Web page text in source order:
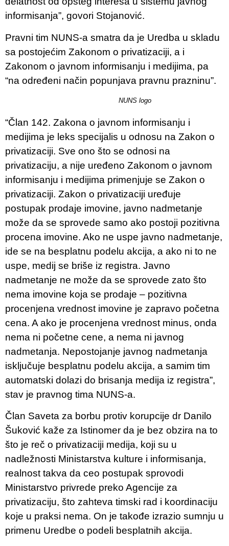
informisanja”, govori Stojanović.
Pravni tim NUNS-a smatra da je Uredba u skladu
sa postojećim Zakonom o privatizaciji, a i
Zakonom o javnom informisanju i medijima, pa
“na određeni način popunjava pravnu prazninu”.
NUNS logo
“Član 142. Zakona o javnom informisanju i
medijima je leks specijalis u odnosu na Zakon o
privatizaciji. Sve ono što se odnosi na
privatizaciju, a nije uređeno Zakonom o javnom
informisanju i medijima primenjuje se Zakon o
privatizaciji. Zakon o privatizaciji uređuje
postupak prodaje imovine, javno nadmetanje
može da se sprovede samo ako postoji pozitivna
procena imovine. Ako ne uspe javno nadmetanje,
ide se na besplatnu podelu akcija, a ako ni to ne
uspe, medij se briše iz registra. Javno
nadmetanje ne može da se sprovede zato što
nema imovine koja se prodaje – pozitivna
procenjena vrednost imovine je zapravo početna
cena. A ako je procenjena vrednost minus, onda
nema ni početne cene, a nema ni javnog
nadmetanja. Nepostojanje javnog nadmetanja
isključuje besplatnu podelu akcija, a samim tim
automatski dolazi do brisanja medija iz registra”,
stav je pravnog tima NUNS-a.
Član Saveta za borbu protiv korupcije dr Danilo
Šuković kaže za Istinomer da je bez obzira na to
što je reč o privatizaciji medija, koji su u
nadležnosti Ministarstva kulture i informisanja,
realnost takva da ceo postupak sprovodi
Ministarstvo privrede preko Agencije za
privatizaciju, što zahteva timski rad i koordinaciju
koje u praksi nema. On je takođe izrazio sumnju u
primenu Uredbe o podeli besplatnih akcija.